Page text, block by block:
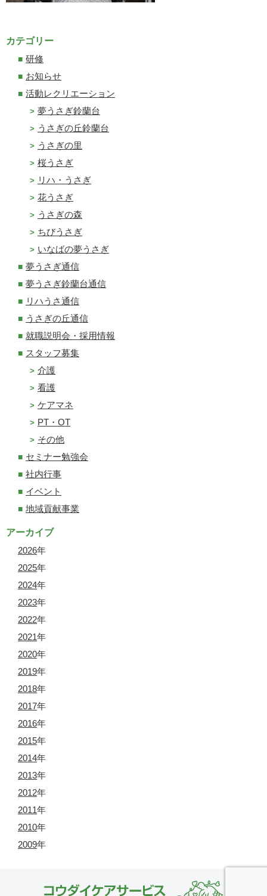
カテゴリー
研修
お知らせ
活動レクリエーション
夢うさぎ鈴蘭台
うさぎの丘鈴蘭台
うさぎの里
桜うさぎ
リハ・うさぎ
花うさぎ
うさぎの森
ちびうさぎ
いなばの夢うさぎ
夢うさぎ通信
夢うさぎ鈴蘭台通信
リハうさ通信
うさぎの丘通信
就職説明会・採用情報
スタッフ募集
介護
看護
ケアマネ
PT・OT
その他
セミナー勉強会
社内行事
イベント
地域貢献事業
アーカイブ
2026年
2025年
2024年
2023年
2022年
2021年
2020年
2019年
2018年
2017年
2016年
2015年
2014年
2013年
2012年
2011年
2010年
2009年